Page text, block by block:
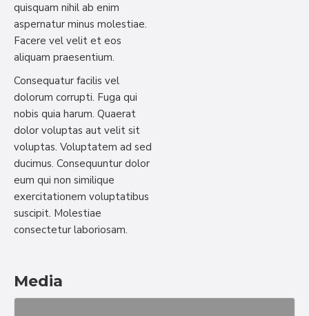
quisquam nihil ab enim
aspernatur minus molestiae.
Facere vel velit et eos
aliquam praesentium.
Consequatur facilis vel
dolorum corrupti. Fuga qui
nobis quia harum. Quaerat
dolor voluptas aut velit sit
voluptas. Voluptatem ad sed
ducimus. Consequuntur dolor
eum qui non similique
exercitationem voluptatibus
suscipit. Molestiae
consectetur laboriosam.
Media